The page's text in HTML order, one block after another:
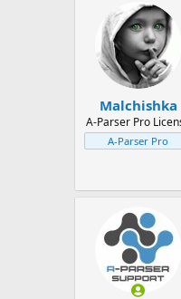
а
н
ч
л
а
Malchishka
A-Parser Pro
A-Parser Pro